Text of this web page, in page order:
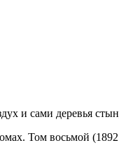
и сами деревья
Том восьмой